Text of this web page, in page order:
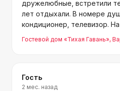
дружелюбные, встретили
лет отдыхали. В номере
кондиционер, телевизор.
под крышей, детская
До моря минут 10
Гостевой дом «Тихая Гавань»,
Гость
2 мес. назад